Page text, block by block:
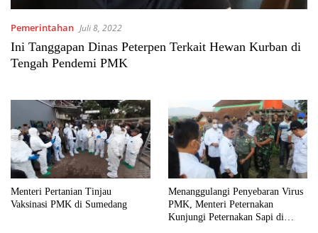
Pemerintahan Juli 8, 2022
Ini Tanggapan Dinas Peterpen Terkait Hewan Kurban di
Tengah Pendemi PMK
Menteri Pertanian Tinjau
Vaksinasi PMK di Sumedang
Menanggulangi Penyebaran Virus
PMK, Menteri Peternakan
Kunjungi Peternakan Sapi di